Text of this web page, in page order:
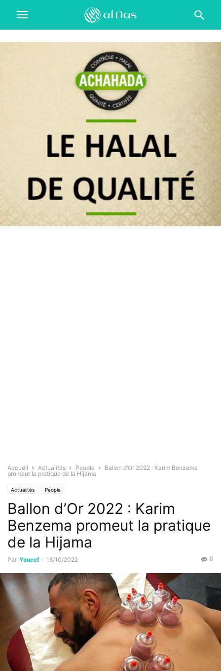
Accueil Actualités People
Ballon d’Or 2022 : Karim Benzema
promeut la pratique de la Hijama
Actualités People
Ballon d’Or 2022 : Karim
Benzema promeut la pratique
de la Hijama
Par Youcef - 18/10/2022 0